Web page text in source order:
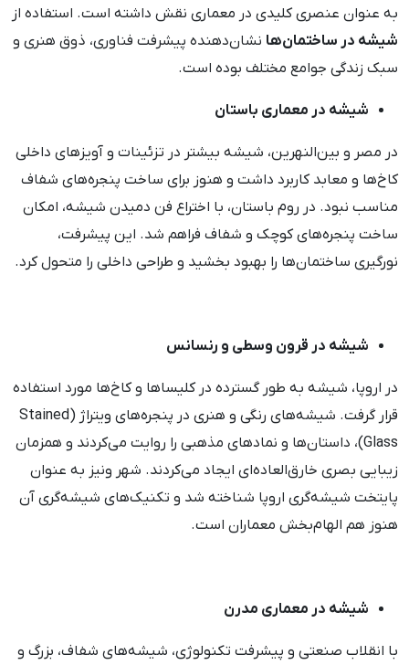
به عنوان عنصری کلیدی در معماری نقش داشته است. استفاده از
شیشه در ساختمان‌ها نشان‌دهنده پیشرفت فناوری، ذوق هنری و
سبک زندگی جوامع مختلف بوده است.
شیشه در معماری باستان
در مصر و بین‌النهرین، شیشه بیشتر در تزئینات و آویزهای داخلی
کاخ‌ها و معابد کاربرد داشت و هنوز برای ساخت پنجره‌های شفاف
مناسب نبود. در روم باستان، با اختراع فن دمیدن شیشه، امکان
ساخت پنجره‌های کوچک و شفاف فراهم شد. این پیشرفت،
نورگیری ساختمان‌ها را بهبود بخشید و طراحی داخلی را متحول کرد.
شیشه در قرون وسطی و رنسانس
در اروپا، شیشه به طور گسترده در کلیساها و کاخ‌ها مورد استفاده
قرار گرفت. شیشه‌های رنگی و هنری در پنجره‌های ویتراژ (Stained
Glass)، داستان‌ها و نمادهای مذهبی را روایت می‌کردند و همزمان
زیبایی بصری خارق‌العاده‌ای ایجاد می‌کردند. شهر ونیز به عنوان
پایتخت شیشه‌گری اروپا شناخته شد و تکنیک‌های شیشه‌گری آن
هنوز هم الهام‌بخش معماران است.
شیشه در معماری مدرن
با انقلاب صنعتی و پیشرفت تکنولوژی، شیشه‌های شفاف، بزرگ و